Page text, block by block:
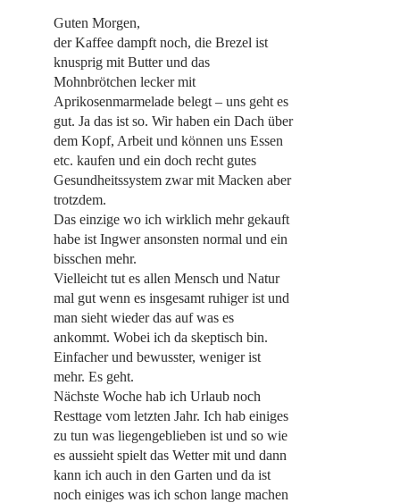
Guten Morgen,
der Kaffee dampft noch, die Brezel ist
knusprig mit Butter und das
Mohnbrötchen lecker mit
Aprikosenmarmelade belegt – uns geht es
gut. Ja das ist so. Wir haben ein Dach über
dem Kopf, Arbeit und können uns Essen
etc. kaufen und ein doch recht gutes
Gesundheitssystem zwar mit Macken aber
trotzdem.
Das einzige wo ich wirklich mehr gekauft
habe ist Ingwer ansonsten normal und ein
bisschen mehr.
Vielleicht tut es allen Mensch und Natur
mal gut wenn es insgesamt ruhiger ist und
man sieht wieder das auf was es
ankommt. Wobei ich da skeptisch bin.
Einfacher und bewusster, weniger ist
mehr. Es geht.
Nächste Woche hab ich Urlaub noch
Resttage vom letzten Jahr. Ich hab einiges
zu tun was liegengeblieben ist und so wie
es aussieht spielt das Wetter mit und dann
kann ich auch in den Garten und da ist
noch einiges was ich schon lange machen